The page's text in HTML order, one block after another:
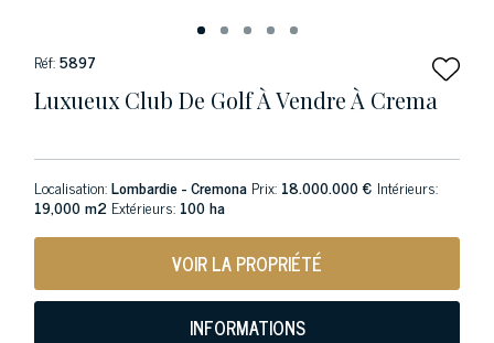
Réf:5897
Luxueux Club De Golf À Vendre À Crema
Localisation:Lombardie - Cremona Prix: 18.000.000 € Intérieurs:
19,000 m2 Extérieurs: 100 ha
VOIR LA PROPRIÉTÉ
INFORMATIONS